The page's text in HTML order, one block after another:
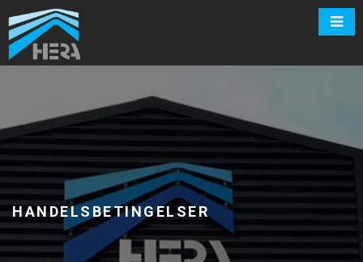
HANDELSBETINGELSER